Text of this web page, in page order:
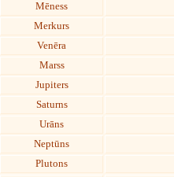
Mēness
Merkurs
Venēra
Marss
Jupiters
Saturns
Urāns
Neptūns
Plutons